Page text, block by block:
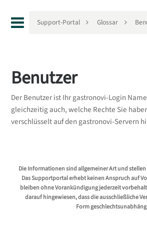
Support-Portal Glossar
Benutzer
Der Benutzer ist Ihr gastronovi-Login
gleichzeitig auch, welche Rechte Sie
verschlüsselt auf den gastronovi-Servern
Die Informationen sind allgemeiner Art und
Das Supportportal erhebt keinen Anspruch auf
bleiben ohne Vorankündigung jederzeit
darauf hingewiesen, dass die ausschließliche
Form